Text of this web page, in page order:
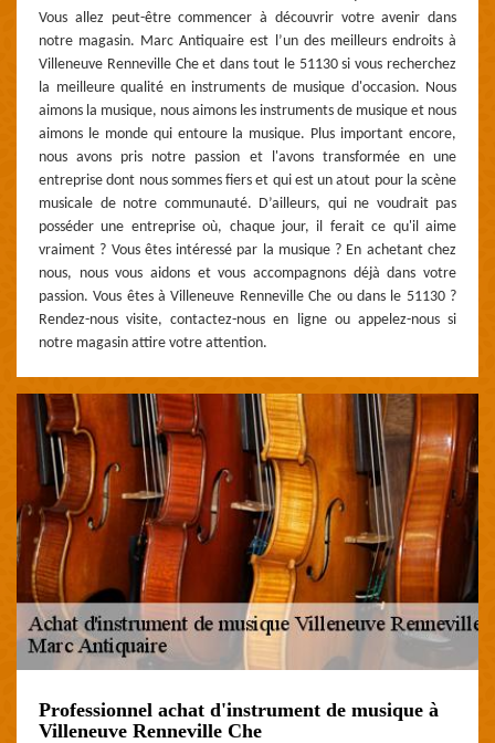
Vous allez peut-être commencer à découvrir votre avenir dans
notre magasin. Marc Antiquaire est l’un des meilleurs endroits à
Villeneuve Renneville Che et dans tout le 51130 si vous recherchez
la meilleure qualité en instruments de musique d'occasion. Nous
aimons la musique, nous aimons les instruments de musique et nous
aimons le monde qui entoure la musique. Plus important encore,
nous avons pris notre passion et l'avons transformée en une
entreprise dont nous sommes fiers et qui est un atout pour la scène
musicale de notre communauté. D’ailleurs, qui ne voudrait pas
posséder une entreprise où, chaque jour, il ferait ce qu'il aime
vraiment ? Vous êtes intéressé par la musique ? En achetant chez
nous, nous vous aidons et vous accompagnons déjà dans votre
passion. Vous êtes à Villeneuve Renneville Che ou dans le 51130 ?
Rendez-nous visite, contactez-nous en ligne ou appelez-nous si
notre magasin attire votre attention.
Professionnel achat d'instrument de musique à
Villeneuve Renneville Che